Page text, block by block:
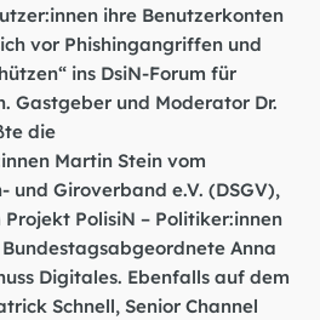
ihre Benutzerkonten
vor Phishingangriffen und
ins DsiN-Forum für
Gastgeber und Moderator Dr.
die
Martin Stein vom
und Giroverband e.V. (DSGV),
PolisiN – Politiker:innen
Anna
Digitales. Ebenfalls auf dem
Schnell, Senior Channel